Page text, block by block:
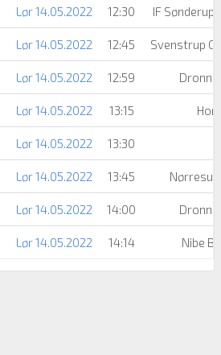
Lør 14.05.2022 12:30 IF
Lør 14.05.2022 12:45 Svenstrup
Lør 14.05.2022 12:59
Lør 14.05.2022 13:15
Lør 14.05.2022 13:30
Lør 14.05.2022 13:45
Lør 14.05.2022 14:00
Lør 14.05.2022 14:14 Nibe